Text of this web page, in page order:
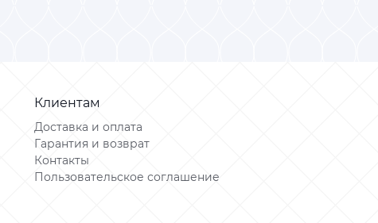
Клиентам
Доставка и оплата
Гарантия и возврат
Контакты
Пользовательское соглашение